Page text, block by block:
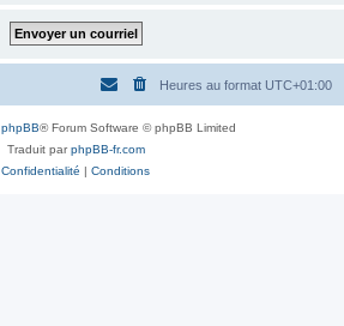
Heures au format UTC+01:00
phpBB® Forum Software © phpBB Limited
Traduit parphpBB-fr.com
Confidentialité | Conditions